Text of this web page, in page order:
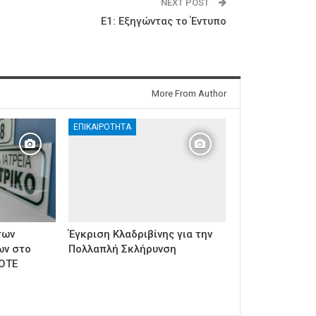
NEXT POST
Ε1: Εξηγώντας το Έντυπο
More From Author
στο
ΕΠΙΚΑΙΡΌΤΗΤΑ
Έγκριση Κλαδριβίνης για την
Πολλαπλή Σκλήρυνση